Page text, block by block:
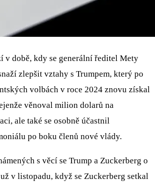
v době, kdy se generální ředitel Mety
zlepšit vztahy s Trumpem, který po
volbách v roce 2024 znovu získal
věnoval milion dolarů na
ale také se osobně účastnil
po boku členů nové vlády.
s věcí se Trump a Zuckerberg o
v listopadu, když se Zuckerberg setkal